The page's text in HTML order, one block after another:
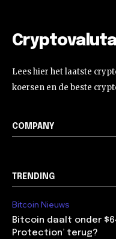
Cryptovaluta
Lees hier het laatste
koersen en de beste
COMPANY
TRENDING
Bitcoin Nieuws
Bitcoin daalt onder
Protection’ terug?